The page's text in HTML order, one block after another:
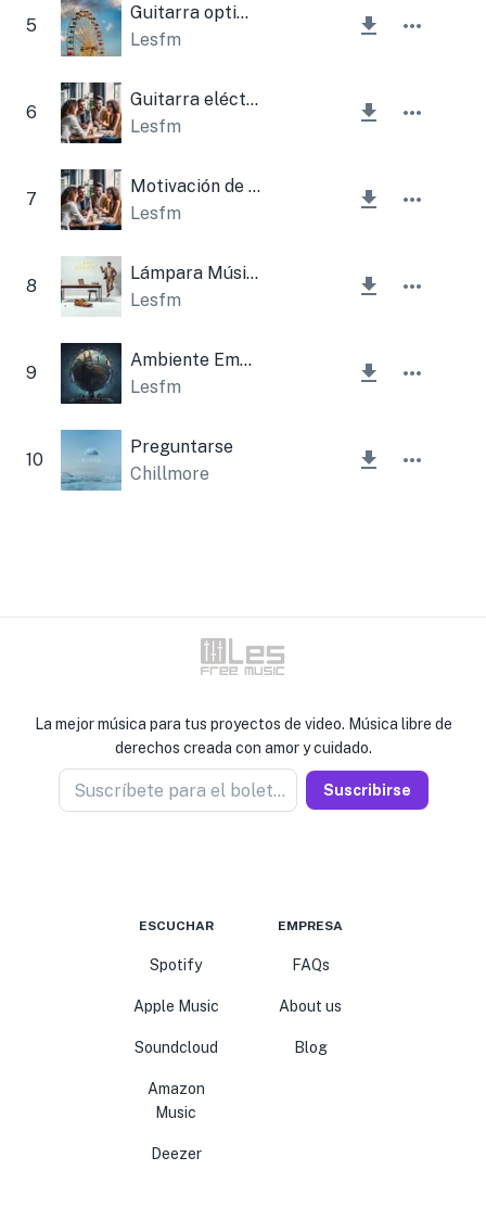
5
Guitarra optimista
Lesfm
6
Guitarra eléctrica corporativa diversa
Lesfm
7
Motivación de la guitarra Flageolet
Lesfm
8
Lámpara Música Corporativa
Lesfm
9
Ambiente Emocional Triste
Lesfm
10
Preguntarse
Chillmore
La mejor música para tus proyectos de video. Música libre de
derechos creada con amor y cuidado.
Suscríbete para el boletín Suscribirse
ESCUCHAR
Spotify
Apple Music
Soundcloud
Amazon
Music
Deezer
EMPRESA
FAQs
About us
Blog